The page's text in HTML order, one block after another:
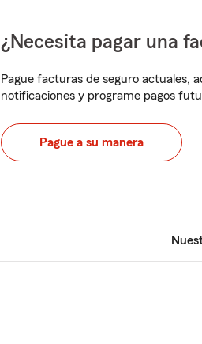
¿Necesita pagar una
Pague facturas de seguro actuales,
notificaciones y programe pagos
Pague a su manera